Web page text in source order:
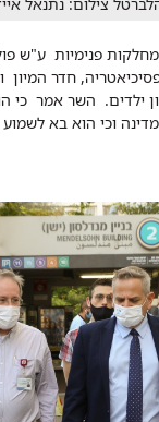
פנימיות ע"ש
חדר המיון
ילדים. השר אמר כי
וכי הוא בא